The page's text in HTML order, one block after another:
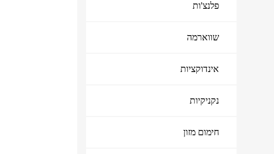
פלנצ'ות
שווארמה
אינדוקציות
נקניקיות
חימום מזון